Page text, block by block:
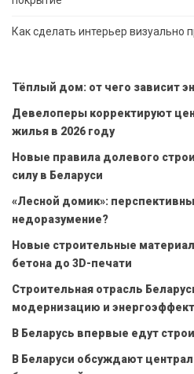
Как сделать интерьер визуально
Тёплый дом: от чего зависит
Девелоперы корректируют
жилья в 2026 году
Новые правила долевого
силу в Беларуси
«Лесной домик»:
недоразумение?
Новые строительные
бетона до 3D-печати
Строительная отрасль
модернизацию и
В Беларусь впервые едут
В Беларуси обсуждают